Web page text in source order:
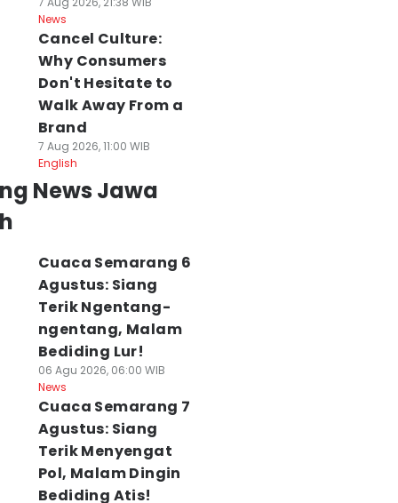
News
Cancel Culture:
Why Consumers
Don't Hesitate to
Walk Away From a
Brand
7 Aug 2026, 11:00 WIB
English
News Jawa
Cuaca Semarang 6
Agustus: Siang
Terik Ngentang-
ngentang, Malam
Bediding Lur!
06 Agu 2026, 06:00 WIB
News
Cuaca Semarang 7
Agustus: Siang
Terik Menyengat
Pol, Malam Dingin
Bediding Atis!